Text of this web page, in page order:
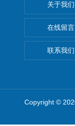
关于我们
在线留言
联系我们
Copyright ©